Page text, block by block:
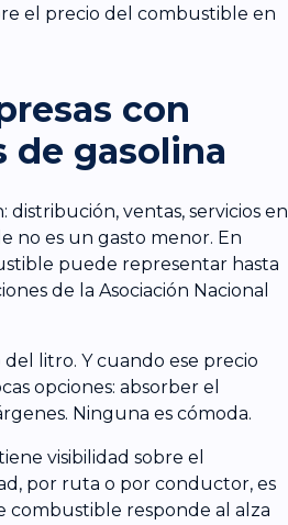
el precio del combustible en
con
de gasolina
ventas, servicios en
no es un gasto menor. En
puede representar hasta
de la Asociación Nacional
litro. Y cuando ese precio
opciones: absorber el
Ninguna es cómoda.
visibilidad sobre el
por ruta o por conductor, es
combustible responde al alza